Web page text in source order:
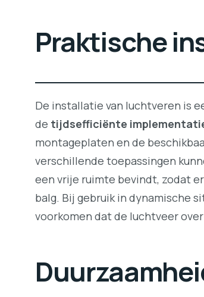
Praktische
De installatie van luchtveren is
de tijdsefficiënte
montageplaten en de
verschillende toepassingen
een vrije ruimte bevindt, zodat
balg. Bij gebruik in dynamische
voorkomen dat de luchtveer